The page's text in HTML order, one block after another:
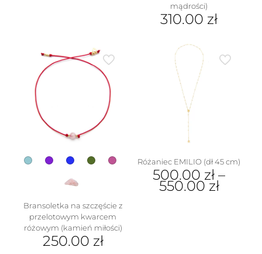
mądrości)
310.00 zł
produkt
wiele
wariantów.
Opcje
można
wybrać
stronie
produktu
Bransoletka na szczęście z
przelotowym kwarcem
różowym (kamień miłości)
250.00 zł
Różaniec EMILIO (dł 45 cm)
500.00 zł –
550.00 zł